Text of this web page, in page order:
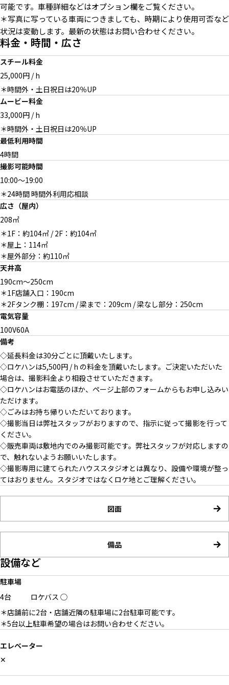
オプション：1939
KNUCKLEHEAD BOBBER
オプション：1954 PANHEAD
CHOPPER
オプション：1971 Mercedes-
オプション：1958 Chevrolet
可能です。車種詳細などはオプション欄をご覧ください。
＊写真に写っている車両につきましても、時期により使用可否など
状況は変動します。最新の状態はお問い合わせください。
料金・時間・広さ
スチール料金
25,000円 / h
＊時間外・土日祝日は20％UP
ムービー料金
33,000円 / h
＊時間外・土日祝日は20％UP
最低利用時間
4時間
撮影可能時間
10:00～19:00
＊24時間 時間外利用応相談
広さ（屋内）
208㎡
＊1F：約104㎡ / 2F：約104㎡
＊屋上：114㎡
＊屋外部分：約110㎡
天井高
190cm〜250cm
＊1F店舗入口：190cm
＊2Fタンク棚：197cm / 梁まで：209cm / 梁なし部分：250cm
電気容量
100V60A
備考
◇延長料金は30分ごとに頂戴いたします。
◇ロケハンは5,500円 / h の料金を頂戴いたします。ご決定いただいた
場合は、撮影料金より相殺させていただきます。
◇ロケハンはお電話のほか、ページ上部のフォームからもお申し込みい
ただけます。
◇ごみはお持ち帰りいただいております。
◇撮影当日は弊社スタッフがおりますので、指示に従って撮影を行って
ください。
◇販売車両は敷地内でのみ撮影可能です。弊社スタッフが対応しますの
で、触れないようお願いいたします。
◇撮影専用に建てられたハウススタジオとは異なり、設備や環境が整っ
てはおりません。スタジオではなくロケ地とご理解ください。
図面
備品
設備など
駐車場
4台
ロケバス ◯
＊店舗前に2台・店舗近隣の駐車場に2台駐車可能です。
＊5台以上駐車希望の場合はお問い合わせください。
エレベーター
✕